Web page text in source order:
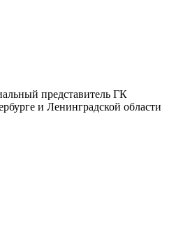
представитель ГК
и Ленинградской области